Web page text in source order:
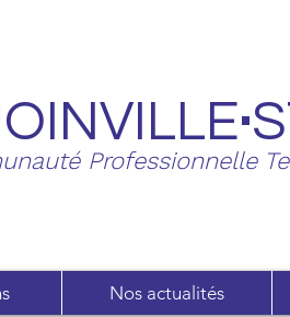
OINVILLE
Professionnelle
.
Nos actualités